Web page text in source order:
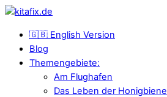
🇬🇧 English Version
Blog
Themengebiete:
Am Flughafen
Das Leben der Honigbiene